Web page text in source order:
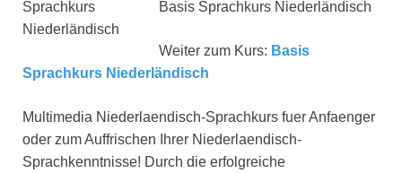
Basis Sprachkurs Niederländisch
Weiter zum Kurs: Basis
Sprachkurs Niederländisch
Multimedia Niederlaendisch-Sprachkurs fuer Anfaenger
oder zum Auffrischen Ihrer Niederlaendisch-
Sprachkenntnisse! Durch die erfolgreiche